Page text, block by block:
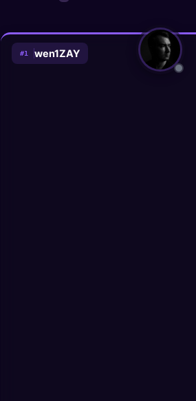
#1 wen1ZAY